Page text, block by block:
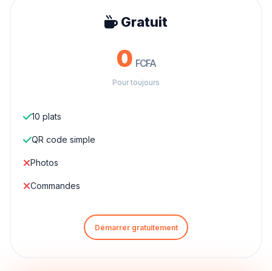
Gratuit
0 FCFA
Pour toujours
10 plats
QR code simple
Photos
Commandes
Démarrer gratuitement